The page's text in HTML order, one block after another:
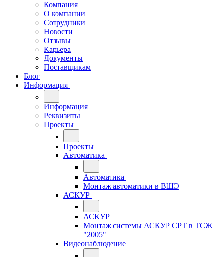
Компания
О компании
Сотрудники
Новости
Отзывы
Карьера
Документы
Поставщикам
Блог
Информация
Информация
Реквизиты
Проекты
Проекты
Автоматика
Автоматика
Монтаж автоматики в ВШЭ
АСКУР
АСКУР
Монтаж системы АСКУР СРТ в ТСЖ
"2005"
Видеонаблюдение